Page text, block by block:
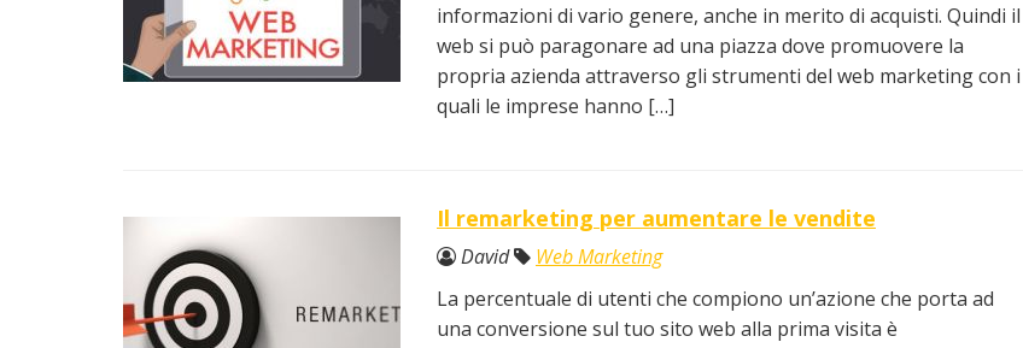
informazioni di vario genere, anche in merito di acquisti. Quindi il
web si può paragonare ad una piazza dove promuovere la
propria azienda attraverso gli strumenti del web marketing con i
quali le imprese hanno […]
Il remarketing per aumentare le vendite
David
Web Marketing
La percentuale di utenti che compiono un’azione che porta ad
una conversione sul tuo sito web alla prima visita è